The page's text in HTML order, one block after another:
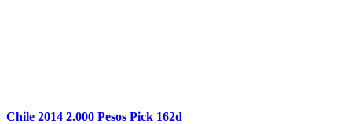
Chile 2014 2.000 Pesos Pick 162d